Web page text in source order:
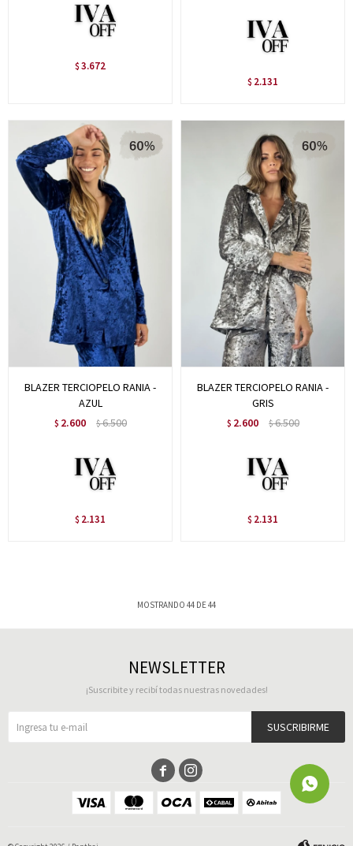
$ 3.672
$ 2.131
BLAZER TERCIOPELO RANIA -
AZUL
$ 2.600 $6.500
$ 2.131
BLAZER TERCIOPELO RANIA -
GRIS
$ 2.600 $6.500
$ 2.131
MOSTRANDO 44 DE44
NEWSLETTER
¡Suscribite y recibí todas nuestras novedades!
SUSCRIBIRME
 